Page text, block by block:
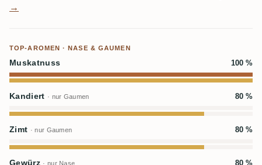
→
TOP-AROMEN · NASE & GAUMEN
Muskatnuss 100 %
Kandiert · nur Gaumen 80 %
Zimt · nur Gaumen 80 %
Gewürz · nur Nase 80 %